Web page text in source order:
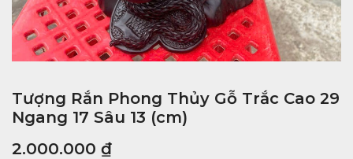
Tượng Rắn Phong Thủy Gỗ Trắc Cao 29
Ngang 17 Sâu 13 (cm)
2.000.000 ₫